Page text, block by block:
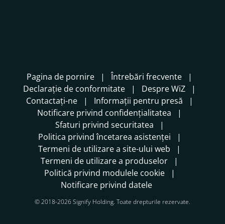
Pagina de pornire
Întrebări frecvente
Declarație de conformitate
Despre WiZ
Contactați-ne
Informații pentru presă
Notificare privind confidențialitatea
Sfaturi privind securitatea
Politica privind încetarea asistenței
Termeni de utilizare a site-ului web
Termeni de utilizare a produselor
Politică privind modulele cookie
Notificare privind datele
© 2018-2026 Signify Holding. Toate drepturile rezervate.